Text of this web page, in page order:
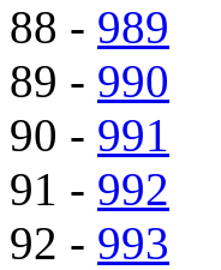
88 - 989
89 - 990
90 - 991
91 - 992
92 - 993